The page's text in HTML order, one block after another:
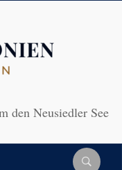
den Neusiedler See